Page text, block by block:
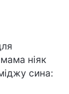
ніяк
сина: